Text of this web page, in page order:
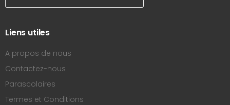
Liens utiles
A propos de nous
Contactez-nous
Parascolaires
Termes et Conditions